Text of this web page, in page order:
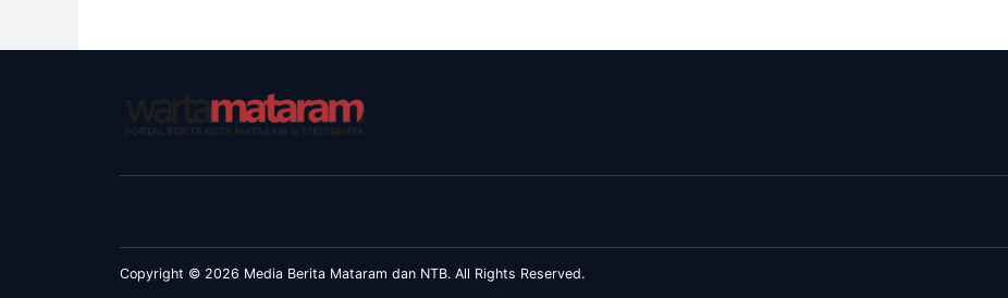
Copyright © 2026 Media Berita Mataram dan NTB. All Rights Reserved.